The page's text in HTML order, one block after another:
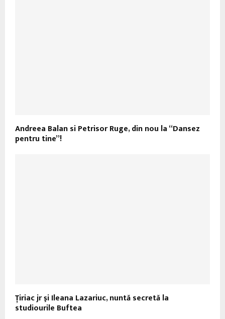
Andreea Balan si Petrisor Ruge, din nou la “Dansez
pentru tine”!
Ţiriac jr şi Ileana Lazariuc, nuntă secretă la
studiourile Buftea